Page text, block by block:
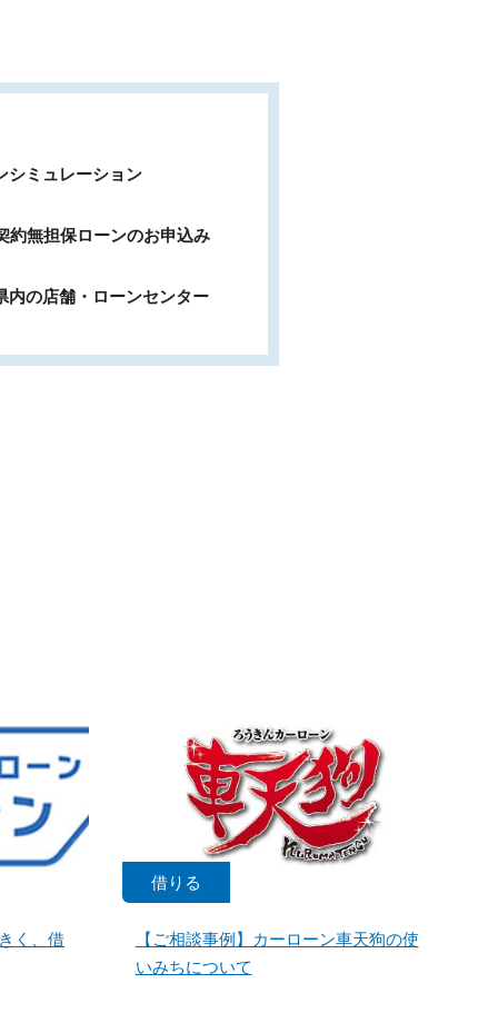
シミュレーション
約無担保ローンのお申込み
内の店舗・ローンセンター
く、借
借りる
【ご相談事例】カーローン車天狗の使
いみちについて